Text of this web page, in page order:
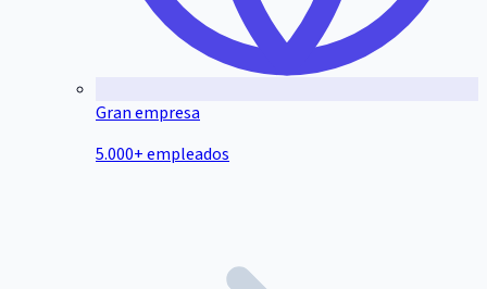
Gran empresa
5.000+ empleados